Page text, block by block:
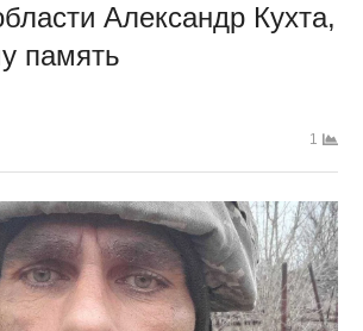
Александр Кухта,
память
1